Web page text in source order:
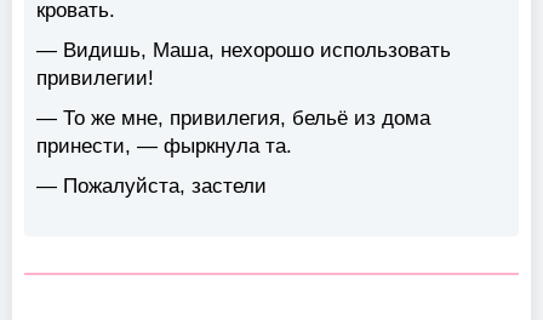
кровать.
— Видишь, Маша, нехорошо использовать
привилегии!
— То же мне, привилегия, бельё из дома
принести, — фыркнула та.
— Пожалуйста, застели